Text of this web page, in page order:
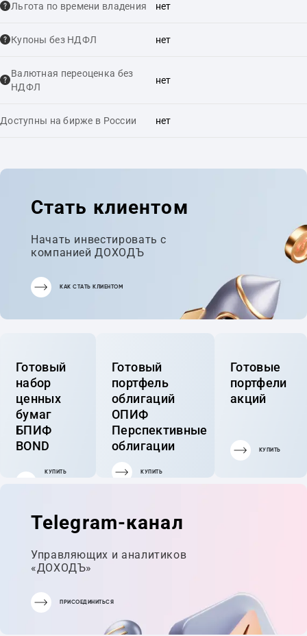
Льгота по времени владения нет
Купоны без НДФЛ нет
Валютная переоценка без
НДФЛ
нет
Доступны на бирже в России нет
Стать клиентом
Начать инвестировать с
компанией ДОХОДЪ
КАК СТАТЬ КЛИЕНТОМ
Готовый
набор
ценных
бумаг
БПИФ
BOND
КУПИТЬ
Готовый
портфель
облигаций
ОПИФ
Перспективные
облигации
КУПИТЬ
Готовые
портфели
акций
КУПИТЬ
Telegram-канал
Управляющих и аналитиков
«ДОХОДЪ»
ПРИСОЕДИНИТЬСЯ